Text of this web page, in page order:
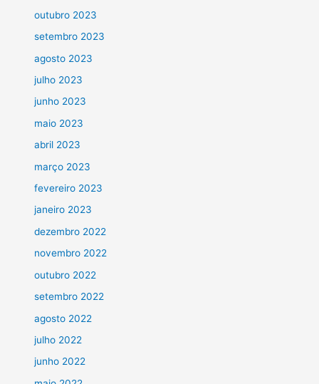
outubro 2023
setembro 2023
agosto 2023
julho 2023
junho 2023
maio 2023
abril 2023
março 2023
fevereiro 2023
janeiro 2023
dezembro 2022
novembro 2022
outubro 2022
setembro 2022
agosto 2022
julho 2022
junho 2022